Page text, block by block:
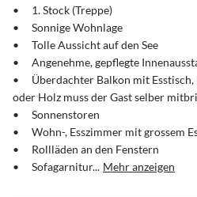
•	1. Stock (Treppe)
•	Sonnige Wohnlage
•	Tolle Aussicht auf den See
•	Angenehme, gepflegte Innenausstattung
•	Überdachter Balkon mit Esstisch, Holzkohlegrill (Holzkohle
oder Holz muss der Gast selber
•	Sonnenstoren
•	Wohn-, Esszimmer mit grossem Esstisch, Ausgang zum Balkon
•	Rollläden an den Fenstern
•	Sofagarnitur... Mehr anzeigen